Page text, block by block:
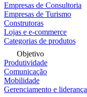
Empresas de Consultoria
Empresas de Turismo
Construtoras
Lojas e e-commerce
Categorias de produtos
Objetivo
Produtividade
Comunicação
Mobilidade
Gerenciamento e liderança